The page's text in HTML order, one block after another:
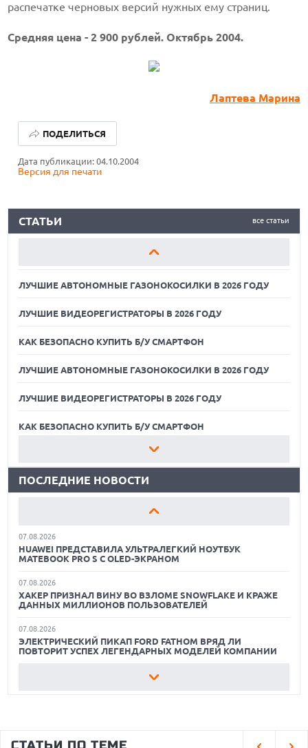
распечатке черновых версий нужных ему страниц.
Cредняя цена - 2 900 рублей. Октябрь 2004.
Лаптева Марина
Дата публикации: 04.10.2004
Версия для печати
ПОДЕЛИТЬСЯ
все статьи
СТАТЬИ
ЛУЧШИЕ ВИДЕОРЕГИСТРАТОРЫ В 2026 ГОДУ
КАК БЕЗОПАСНО КУПИТЬ Б/У СМАРТФОН
КАК БЕЗОПАСНО КУПИТЬ Б/У СМАРТФОН
ЛУЧШИЕ АВТОНОМНЫЕ ГАЗОНОКОСИЛКИ В 2026 ГОДУ
ЛУЧШИЕ ВИДЕОРЕГИСТРАТОРЫ В 2026 ГОДУ
КАК БЕЗОПАСНО КУПИТЬ Б/У СМАРТФОН
ЛУЧШИЕ АВТОНОМНЫЕ ГАЗОНОКОСИЛКИ В 2026 ГОДУ
ЛУЧШИЕ ВИДЕОРЕГИСТРАТОРЫ В 2026 ГОДУ
КАК БЕЗОПАСНО КУПИТЬ Б/У СМАРТФОН
ЛУЧШИЕ АВТОНОМНЫЕ ГАЗОНОКОСИЛКИ В 2026 ГОДУ
ЛУЧШИЕ ВИДЕОРЕГИСТРАТОРЫ В 2026 ГОДУ
КАК БЕЗОПАСНО КУПИТЬ Б/У СМАРТФОН
ЛУЧШИЕ АВТОНОМНЫЕ ГАЗОНОКОСИЛКИ В 2026 ГОДУ
КАК БЕЗОПАСНО КУПИТЬ Б/У СМАРТФОН
ПОСЛЕДНИЕ НОВОСТИ
07.08.2026
НА КЕЙСЕ ДЛЯ УПРАВЛЕНИЯ МУЗЫКОЙ
КАМЕРЫ В СМАРТФОНАХ PIXEL 11 PRO
07.08.2026
HUAWEI ПРЕДСТАВИЛА УЛЬТРАЛЕГКИЙ НОУТБУК
MATEBOOK PRO S С OLED-ЭКРАНОМ
07.08.2026
ХАКЕР ПРИЗНАЛ ВИНУ ВО ВЗЛОМЕ SNOWFLAKE И КРАЖЕ
ДАННЫХ МИЛЛИОНОВ ПОЛЬЗОВАТЕЛЕЙ
07.08.2026
ЭЛЕКТРИЧЕСКИЙ ПИКАП FORD FATHOM ВРЯД ЛИ
ПОВТОРИТ УСПЕХ ЛЕГЕНДАРНЫХ МОДЕЛЕЙ КОМПАНИИ
БАТАРЕЕЙ И ВСТРОЕННЫМ ВЕНТИЛЯТОРОМ